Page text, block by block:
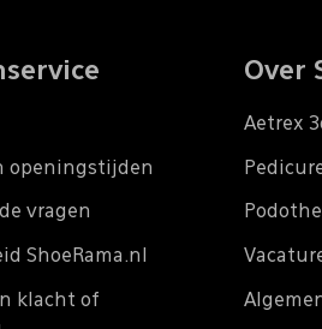
openingstijden
vragen
ShoeRama.nl
klacht of
Over
Aetrex